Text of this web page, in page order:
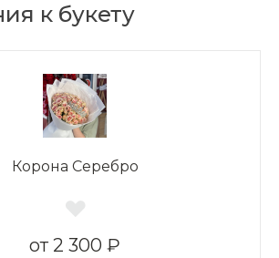
к букету
Корона Серебро
2 300 ₽